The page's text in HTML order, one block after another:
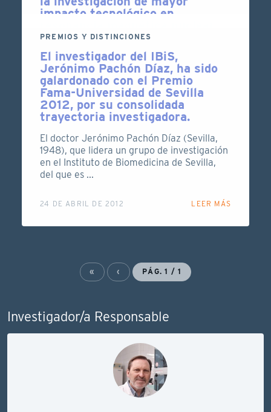
impacto tecnológico en
aplicada
Premio de Investigación Universidad de
Sevilla-Bruker a la investigación de mayor
impacto tecnológico en resonancia
magnética nuclear aplica...
15 DE NOVIEMBRE DE 2017
PREMIOS Y DISTINCIONES
El investigador del IBiS,
Jerónimo Pachón Díaz, ha sido
galardonado con el Premio
Fama-Universidad de Sevilla
2012, por su consolidada
trayectoria investigadora.
El doctor Jerónimo Pachón Díaz (Sevilla,
1948), que lidera un grupo de investigación
en el Instituto de Biomedicina de Sevilla,
del que es ...
24 DE ABRIL DE 2012 LEER MÁS
« ‹ PÁG. 1 / 1
Investigador/a Responsable